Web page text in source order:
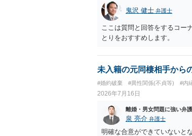
鬼沢 健士 弁護士
ここは質問と回答をするコー
とりをおすすめします。
未入籍の元同棲相手から
#婚約破棄 #異性関係(不貞等) #内
2026年7月16日
離婚・男女問題に強い弁
泉 亮介 弁護士
明確な合意ができていないと